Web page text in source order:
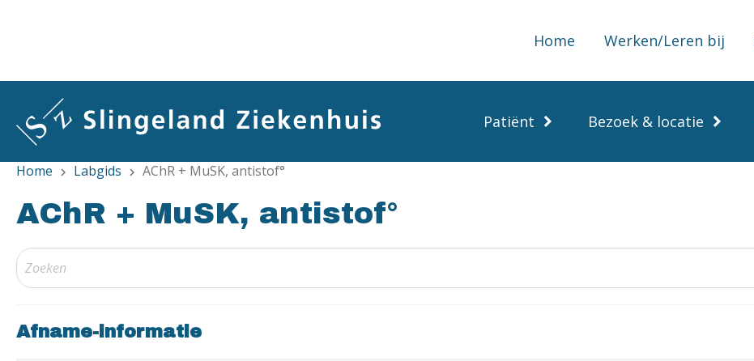
Home Werken/Leren bij
Patiënt Bezoek & locatie
Home chevron_right Labgids chevron_right AChR + MuSK, antistof°
AChR + MuSK, antistof°
Afname-informatie